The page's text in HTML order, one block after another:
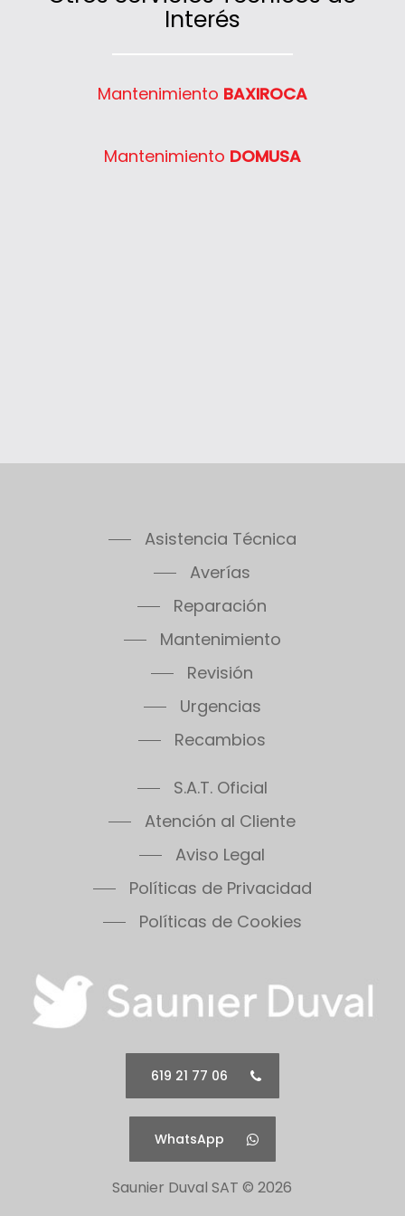
nuestro teléfono de atención al cliente.
Interés
Mantenimiento BAXIROCA
Mantenimiento DOMUSA
Asistencia Técnica
Averías
Reparación
Mantenimiento
Revisión
Urgencias
Recambios
S.A.T. Oficial
Atención al Cliente
Aviso Legal
Políticas de Privacidad
Políticas de Cookies
619 21 77 06
WhatsApp
Saunier Duval SAT ©2026